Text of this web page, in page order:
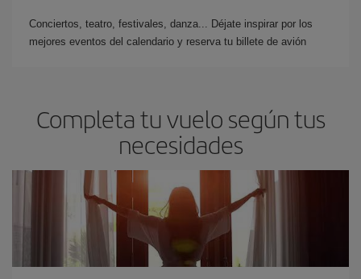
Conciertos, teatro, festivales, danza... Déjate inspirar por los
mejores eventos del calendario y reserva tu billete de avión
Completa tu vuelo según tus
necesidades